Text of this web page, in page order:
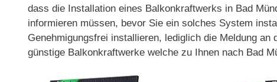
dass die Installation eines Balkonkraftwerks in Bad
informieren müssen, bevor Sie ein solches System
Genehmigungsfrei installieren, lediglich die Meldung
günstige Balkonkraftwerke welche zu Ihnen nach Bad